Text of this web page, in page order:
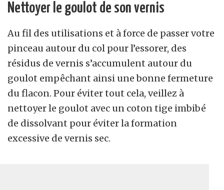
Nettoyer le goulot de son vernis
Au fil des utilisations et à force de passer votre
pinceau autour du col pour l’essorer, des
résidus de vernis s’accumulent autour du
goulot empêchant ainsi une bonne fermeture
du flacon. Pour éviter tout cela, veillez à
nettoyer le goulot avec un coton tige imbibé
de dissolvant pour éviter la formation
excessive de vernis sec.